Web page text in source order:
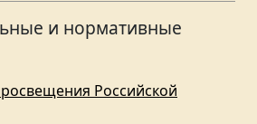
и нормативные
Российской